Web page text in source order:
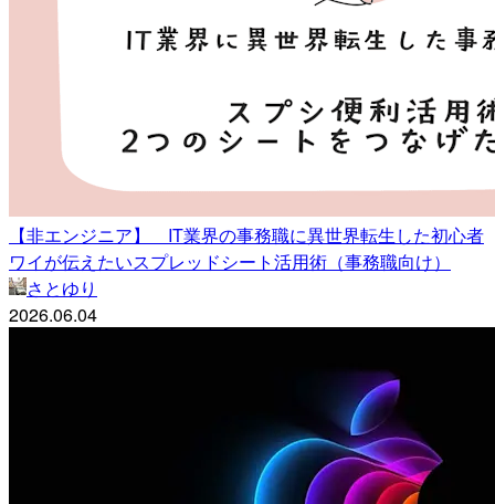
【非エンジニア】 IT業界の事務職に異世界転生した初心者
ワイが伝えたいスプレッドシート活用術（事務職向け）
さとゆり
2026.06.04